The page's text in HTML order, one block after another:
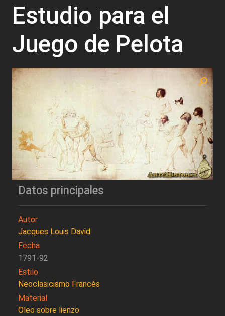
Estudio para el
Juego de Pelota
Datos principales
Autor
Jacques Louis David
Fecha
1791-92
Estilo
Neoclasicismo Francés
Material
Oleo sobre lienzo